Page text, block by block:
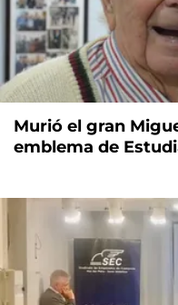
Murió el gran
emblema de